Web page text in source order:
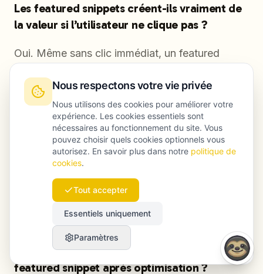
Les featured snippets créent-ils vraiment de
la valeur si l’utilisateur ne clique pas ?
Oui. Même sans clic immédiat, un featured
tête des résultats sur potentiellement des milliers
de recherches mensuelles. Les études montrent
de façon récurrente que la détention de ces
emplacements augmente la demande de
marque dans le temps, renforce l’autorité
d’être cité par des outils de recherche comme
ChatGPT ou Perplexity.
Combien de temps faut-il pour obtenir un
featured snippet après optimisation ?
Nous respectons votre vie privée
Nous utilisons des cookies pour améliorer votre
expérience. Les cookies essentiels sont
nécessaires au fonctionnement du site. Vous
pouvez choisir quels cookies optionnels vous
autorisez. En savoir plus dans notre politique de
cookies.
Tout accepter
Essentiels uniquement
Paramètres